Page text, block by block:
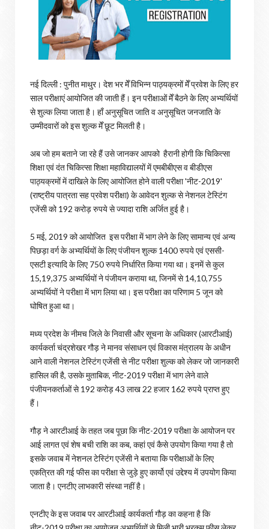
नई दिल्ली : पुनीत माथुर। देश भर मेँ विभिन्न पाठ्यक्रमों मेँ प्रवेश के लिए हर
साल परीक्षाएं आयोजित की जाती हैं। इन परीक्षाओं मेँ बैठने के लिए अभ्यर्थियों
से शुल्क लिया जाता है। हाँ अनुसूचित जाति व अनुसूचित जनजाति के
उम्मीदवारों को इस शुल्क मेँ छूट मिलती है।
अब जो हम बताने जा रहे हैं उसे जानकर आपको हैरानी होगी कि चिकित्सा
शिक्षा एवं दंत चिकित्सा शिक्षा महाविद्यालयों में एमबीबीएस व बीडीएस
पाठ्यक्रमों में दाखिले के लिए आयोजित होने वाली परीक्षा 'नीट-2019'
(राष्ट्रीय पात्रता सह प्रवेश परीक्षा) के आवेदन शुल्क से नेशनल टेस्टिंग
एजेंसी को 192 करोड़ रुपये से ज्यादा राशि अर्जित हुई है।
5 मई, 2019 को आयोजित इस परीक्षा में भाग लेने के लिए सामान्य एवं अन्य
पिछड़ा वर्ग के अभ्यर्थियों के लिए पंजीयन शुल्क 1400 रुपये एवं एससी-
एसटी इत्यादि के लिए 750 रुपये निर्धारित किया गया था। इनमें से कुल
15,19,375 अभ्यर्थियों ने पंजीयन कराया था, जिनमें से 14,10,755
अभ्यर्थियों ने परीक्षा में भाग लिया था। इस परीक्षा का परिणाम 5 जून को
घोषित हुआ था।
मध्य प्रदेश के नीमच जिले के निवासी और सूचना के अधिकार (आरटीआई)
कार्यकर्ता चंद्रशेखर गौड़ ने मानव संसाधन एवं विकास मंत्रालय के अधीन
आने वाली नेशनल टेस्टिंग एजेंसी से नीट परीक्षा शुल्क को लेकर जो जानकारी
हासिल की है, उसके मुताबिक, नीट-2019 परीक्षा में भाग लेने वाले
पंजीयनकर्ताओं से 192 करोड़ 43 लाख 22 हजार 162 रुपये प्राप्त हुए
हैं।
गौड़ ने आरटीआई के तहत जब पूछा कि नीट-2019 परीक्षा के आयोजन पर
आई लागत एवं शेष बची राशि का कब, कहां एवं कैसे उपयोग किया गया है तो
इसके जवाब में नेशनल टेस्टिंग एजेंसी ने बताया कि परीक्षाओं के लिए
एकत्रित की गई फीस का परीक्षा से जुड़े हुए कार्यो एवं उद्देश्य में उपयोग किया
जाता है। एनटीए लाभकारी संस्था नहीं है।
एनटीए के इस जवाब पर आरटीआई कार्यकर्ता गौड़ का कहना है कि